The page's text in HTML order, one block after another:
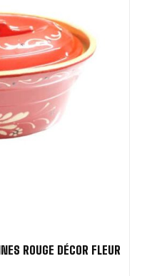
ROUGE DÉCOR FLEUR